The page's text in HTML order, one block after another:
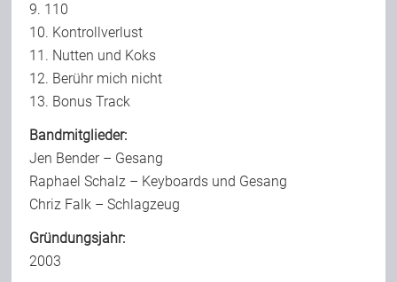
9. 110
10. Kontrollverlust
11. Nutten und Koks
12. Berühr mich nicht
13. Bonus Track
Bandmitglieder:
Jen Bender – Gesang
Raphael Schalz – Keyboards und Gesang
Chriz Falk – Schlagzeug
Gründungsjahr:
2003